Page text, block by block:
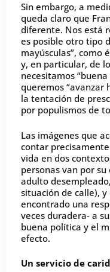
Sin embargo, a
queda claro que
diferente. Nos está
es posible otro tipo
mayúsculas”, como
y, en particular, de
necesitamos
queremos “avanzar
la tentación de
por populismos de
Las imágenes que
contar
vida en dos
personas van por
adulto
situación de calle),
encontrado una
veces duradera- a
buena política y el
efecto.
Un servicio de